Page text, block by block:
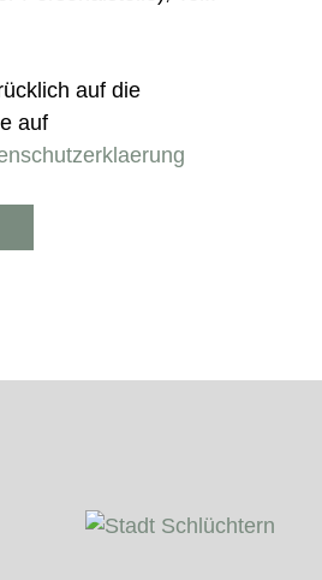
auf die
auf